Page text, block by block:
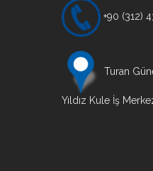
+90 (312)
Turan
Yıldız Kule İş